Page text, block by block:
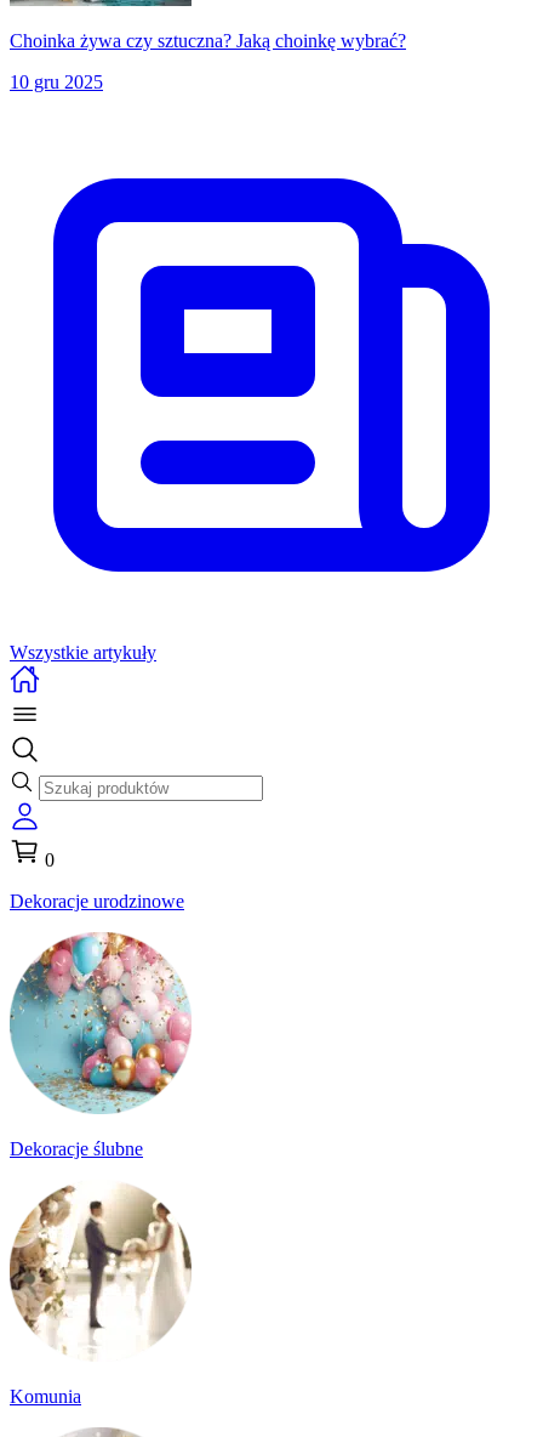
Choinka żywa czy sztuczna? Jaką choinkę wybrać?
10 gru 2025
Wszystkie artykuły
0
Dekoracje urodzinowe
Dekoracje ślubne
Komunia